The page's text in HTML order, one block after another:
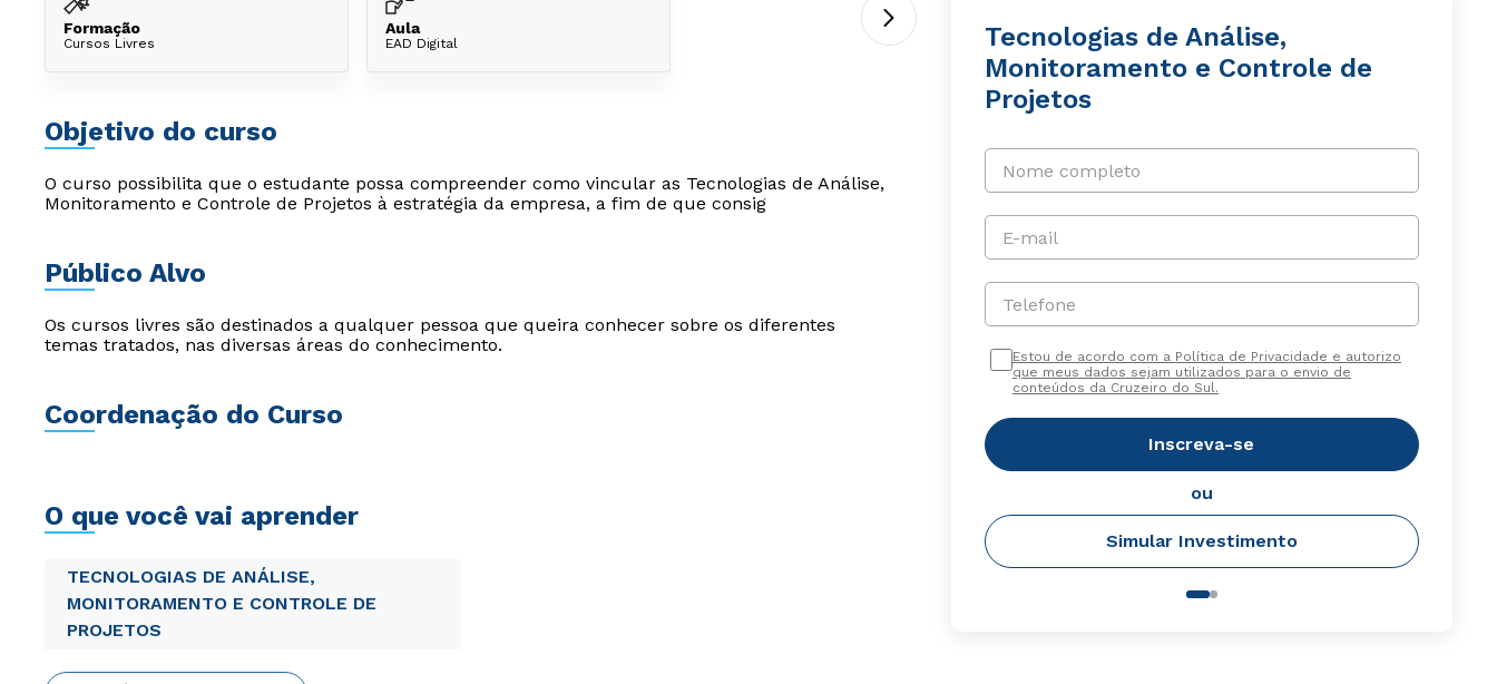
Formação
Cursos Livres
Aula
EAD Digital
Objetivo do curso
O curso possibilita que o estudante possa compreender como vincular as Tecnologias de Análise,
Monitoramento e Controle de Projetos à estratégia da empresa, a fim de que consig
Público Alvo
Os cursos livres são destinados a qualquer pessoa que queira conhecer sobre os diferentes
temas tratados, nas diversas áreas do conhecimento.
Coordenação do Curso
O que você vai aprender
TECNOLOGIAS DE ANÁLISE,
MONITORAMENTO E CONTROLE DE
PROJETOS
Tecnologias de Análise,
Monitoramento e Controle de
Projetos
Nome completo
E-mail
Telefone
Estou de acordo com a Política de Privacidade e autorizo
que meus dados sejam utilizados para o envio de
conteúdos da Cruzeiro do Sul.
Inscreva-se
ou
Simular Investimento